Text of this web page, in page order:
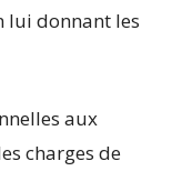
lui donnant les
aux
charges de